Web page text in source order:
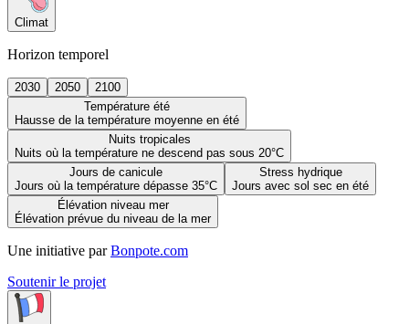
Climat
Horizon temporel
2030 2050
2100
Température été
Hausse de la température moyenne en été
Nuits tropicales
Nuits où la température ne descend pas sous 20°C
Jours de canicule
Jours où la température dépasse 35°C
Stress hydrique
Jours avec sol sec en été
Élévation niveau mer
Élévation prévue du niveau de la mer
Une initiative par Bonpote.com
Soutenir le projet